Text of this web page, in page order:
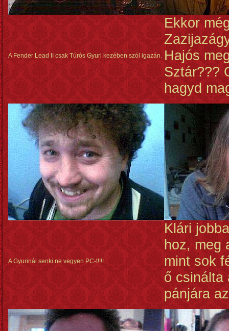
A Fender Lead II csak Túrós Gyuri kezében szól igazán.
Ekkor
Hajós
Sztár???
hagyd
A Gyurinál senki ne vegyen PC-t!!!!
Klári
hoz, meg
mint sok
ő csinálta
pánjára